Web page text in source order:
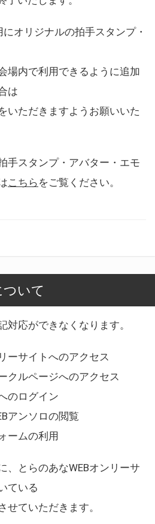
オリジナルの拍手スタンプ・
場内で利用できるように追加
は
いただきますようお願いいた
手スタンプ・アバター・エモ
こちら をご覧ください。
いて
対応ができなくなります。
ーサイトへのアクセス
クルページへのアクセス
のログイン
アンソロの閲覧
ームの利用
、とらのあなWEBオンリーサ
ている
せていただきます。